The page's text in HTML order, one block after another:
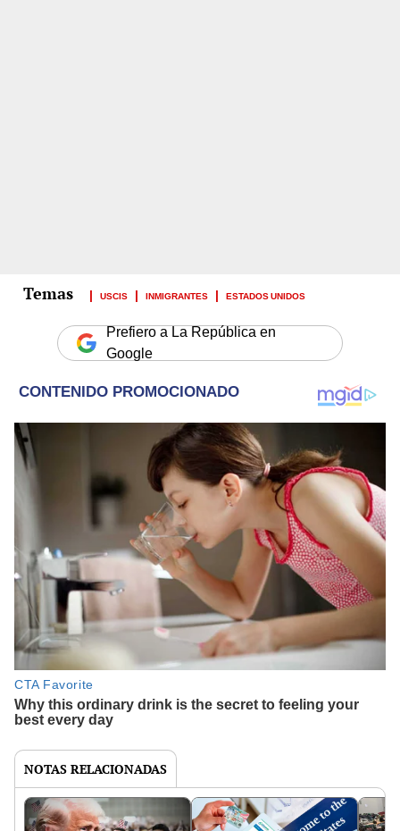
USCIS INMIGRANTES ESTADOS UNIDOS
Prefiero a La República en
Google
NOTAS RELACIONADAS